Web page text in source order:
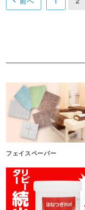
フェイスペーパー